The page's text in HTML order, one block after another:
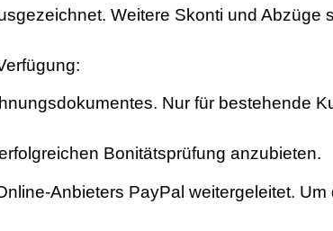
Weitere Skonti und Abzüge
Nur für bestehende
Bonitätsprüfung anzubieten.
Anbieters PayPal weitergeleitet.